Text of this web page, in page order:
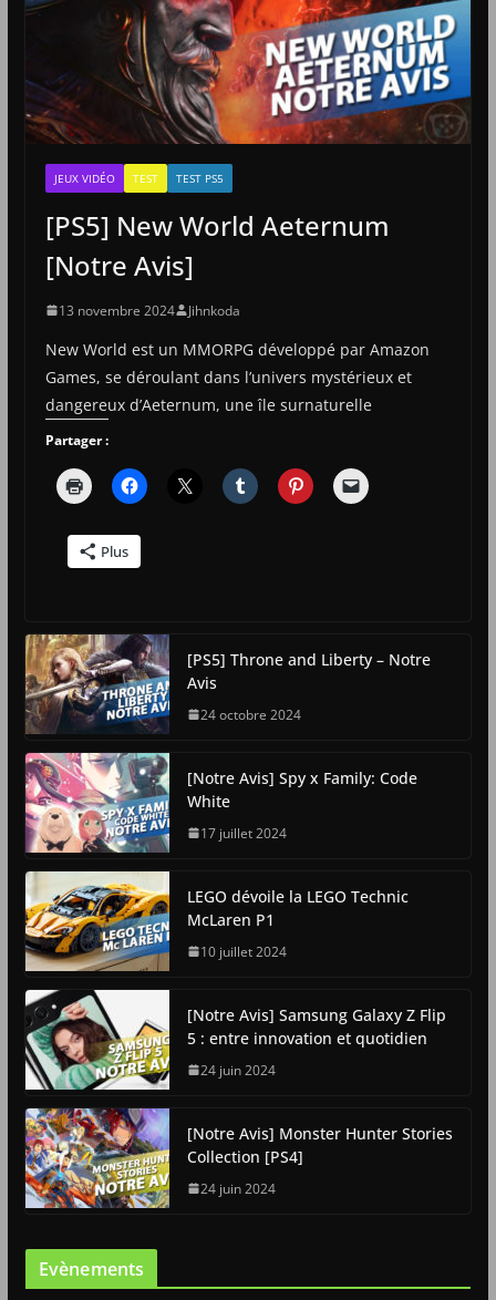
JEUX VIDÉO TEST TEST PS5
[PS5] New World Aeternum
[Notre Avis]
13 novembre 2024 Jihnkoda
New World est un MMORPG développé par Amazon
Games, se déroulant dans l’univers mystérieux et
dangereux d’Aeternum, une île surnaturelle
Partager :
Plus
[PS5] Throne and Liberty – Notre
Avis
24 octobre 2024
[Notre Avis] Spy x Family: Code
White
17 juillet 2024
LEGO dévoile la LEGO Technic
McLaren P1
10 juillet 2024
[Notre Avis] Samsung Galaxy Z Flip
5 : entre innovation et quotidien
24 juin 2024
[Notre Avis] Monster Hunter Stories
Collection [PS4]
24 juin 2024
Evènements